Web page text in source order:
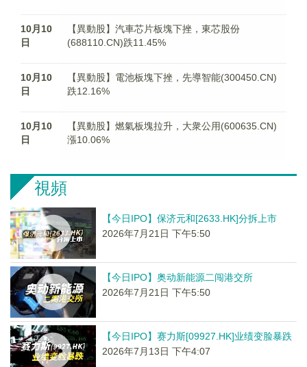
10月10
日
【異動股】汽車芯片板塊下挫，東芯股份
(688110.CN)跌11.45%
10月10
日
【異動股】電池板塊下挫，先導智能(300450.CN)
跌12.16%
10月10
日
【異動股】燃氣板塊拉升，大衆公用(600635.CN)
漲10.06%
視頻
【今日IPO】保济元和[2633.HK]分拆上市
2026年7月21日 下午5:50
【今日IPO】奥动新能源二闯港交所
2026年7月21日 下午5:50
【今日IPO】赛力斯[09927.HK]业绩变脸暴跌
2026年7月13日 下午4:07